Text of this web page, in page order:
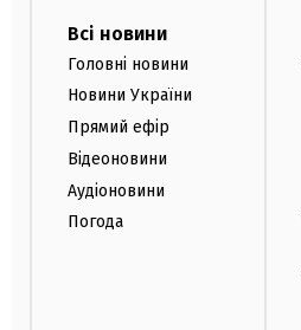
Всі новини
Головні новини
Новини України
Прямий ефір
Відеоновини
Аудіоновини
Погода